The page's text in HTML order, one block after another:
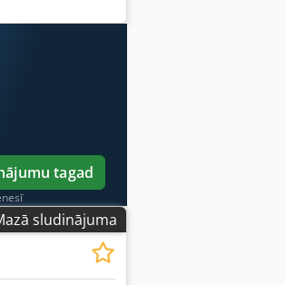
tagad
sludinājuma